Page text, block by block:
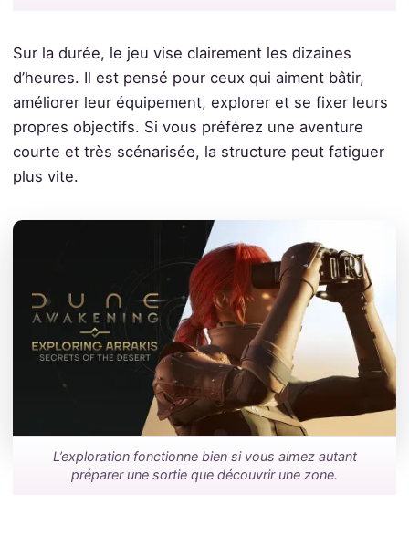
Sur la durée, le jeu vise clairement les dizaines
d’heures. Il est pensé pour ceux qui aiment bâtir,
améliorer leur équipement, explorer et se fixer leurs
propres objectifs. Si vous préférez une aventure
courte et très scénarisée, la structure peut fatiguer
plus vite.
L’exploration fonctionne bien si vous aimez autant
préparer une sortie que découvrir une zone.